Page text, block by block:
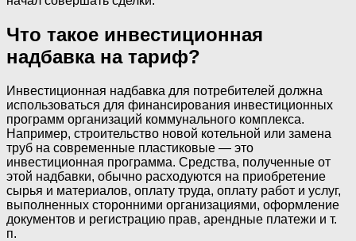
Что такое инвестиционная
надбавка на тариф?
Инвестиционная надбавка для потребителей должна
использоваться для финансирования инвестиционных
программ организаций коммунального комплекса.
Например, строительство новой котельной или замена
труб на современные пластиковые — это
инвестиционная программа. Средства, полученные от
этой надбавки, обычно расходуются на приобретение
сырья и материалов, оплату труда, оплату работ и услуг,
выполненных сторонними организациями, оформление
документов и регистрацию прав, арендные платежи и т.
п.